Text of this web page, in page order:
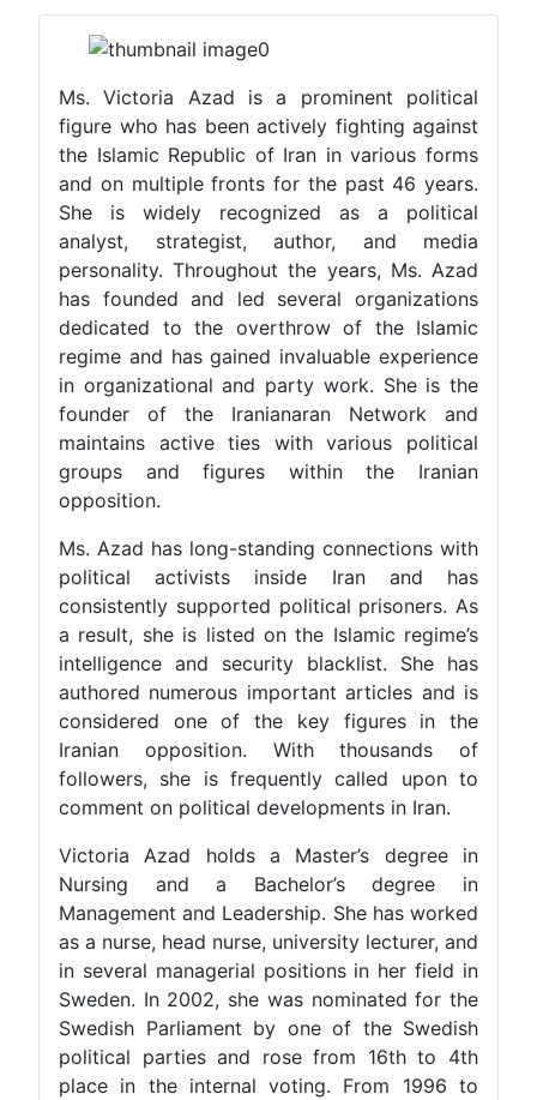
Ms. Victoria Azad is a prominent political
figure who has been actively fighting against
the Islamic Republic of Iran in various forms
and on multiple fronts for the past 46 years.
She is widely recognized as a political
analyst, strategist, author, and media
personality. Throughout the years, Ms. Azad
has founded and led several organizations
dedicated to the overthrow of the Islamic
regime and has gained invaluable experience
in organizational and party work. She is the
founder of the Iranianaran Network and
maintains active ties with various political
groups and figures within the Iranian
opposition.
Ms. Azad has long-standing connections with
political activists inside Iran and has
consistently supported political prisoners. As
a result, she is listed on the Islamic regime’s
intelligence and security blacklist. She has
authored numerous important articles and is
considered one of the key figures in the
Iranian opposition. With thousands of
followers, she is frequently called upon to
comment on political developments in Iran.
Victoria Azad holds a Master’s degree in
Nursing and a Bachelor’s degree in
Management and Leadership. She has worked
as a nurse, head nurse, university lecturer, and
in several managerial positions in her field in
Sweden. In 2002, she was nominated for the
Swedish Parliament by one of the Swedish
political parties and rose from 16th to 4th
place in the internal voting. From 1996 to